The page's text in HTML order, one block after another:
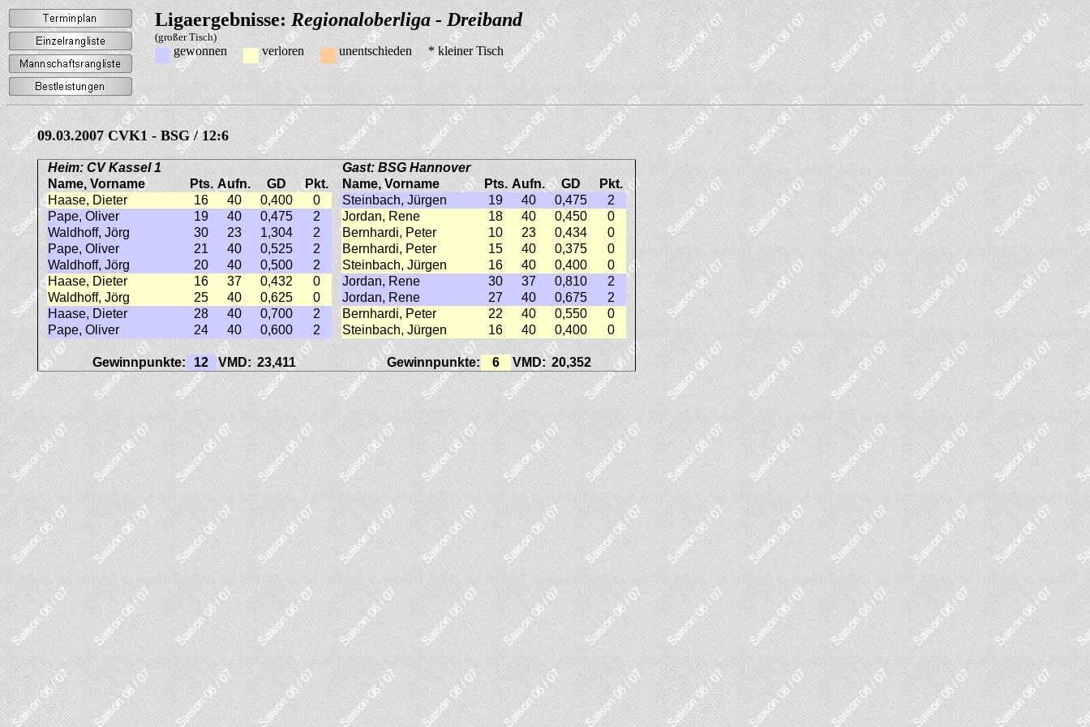
Ligaergebnisse: Regionaloberliga - Dreiband
(großer Tisch)
gewonnen verloren unentschieden * kleiner Tisch
09.03.2007 CVK1 - BSG / 12:6
Heim: CV Kassel 1
Gast: BSG Hannover
Name, Vorname
Pts. Aufn. GD Pkt. Name, Vorname Pts. Aufn. GD
Pkt.
Haase, Dieter
16 40 0,400 0 Steinbach, Jürgen 19 40 0,475
2
Pape, Oliver
19 40 0,475 2 Jordan, Rene 18 40 0,450
0
Waldhoff, Jörg
30 23 1,304 2 Bernhardi, Peter 10 23 0,434
0
Pape, Oliver
21 40 0,525 2 Bernhardi, Peter 15 40 0,375
0
Waldhoff, Jörg
20 40 0,500 2 Steinbach, Jürgen 16 40 0,400
0
Haase, Dieter
16 37 0,432 0 Jordan, Rene 30 37 0,810
2
Waldhoff, Jörg
25 40 0,625 0 Jordan, Rene 27 40 0,675
2
Haase, Dieter
28 40 0,700 2 Bernhardi, Peter 22 40 0,550
0
Pape, Oliver
24 40 0,600 2 Steinbach, Jürgen 16 40 0,400 0
Gewinnpunkte: 12 VMD: 23,411 Gewinnpunkte: 6 VMD: 20,352